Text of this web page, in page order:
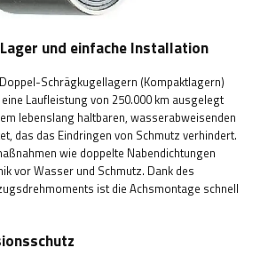
und einfache Installation
Schrägkugellagern (Kompaktlagern)
Laufleistung von 250.000 km ausgelegt
lebenslang haltbaren, wasserabweisenden
das das Eindringen von Schmutz verhindert.
wie doppelte Nabendichtungen
vor Wasser und Schmutz. Dank des
ist die Achsmontage schnell